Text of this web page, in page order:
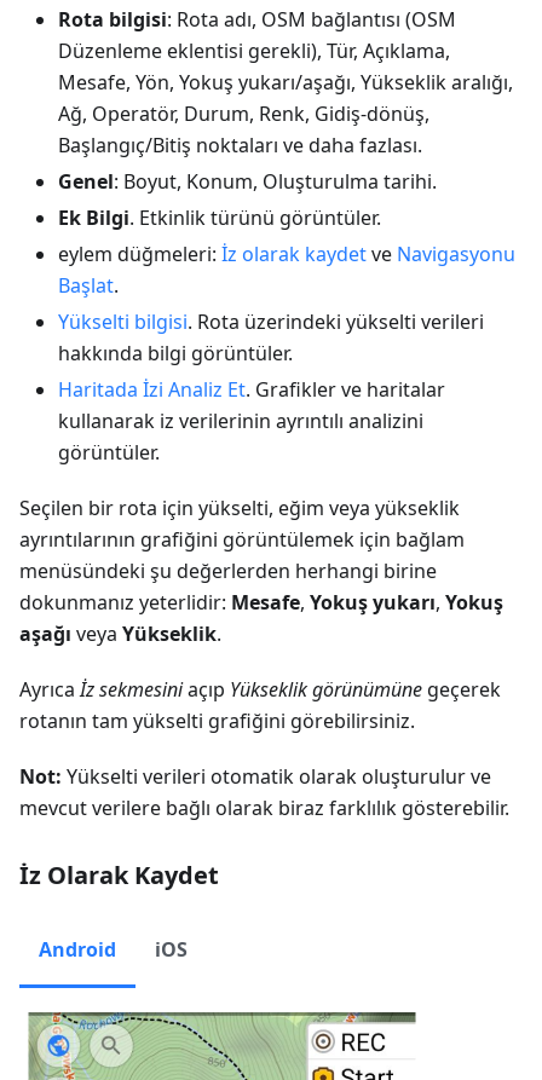
Rota bilgisi: Rota adı, OSM bağlantısı (OSM
Düzenleme eklentisi gerekli), Tür, Açıklama,
Mesafe, Yön, Yokuş yukarı/aşağı, Yükseklik aralığı,
Ağ, Operatör, Durum, Renk, Gidiş-dönüş,
Başlangıç/Bitiş noktaları ve daha fazlası.
Genel: Boyut, Konum, Oluşturulma tarihi.
Ek Bilgi. Etkinlik türünü görüntüler.
eylem düğmeleri: İz olarak kaydetve Navigasyonu
Başlat.
Yükselti bilgisi. Rota üzerindeki yükselti verileri
hakkında bilgi görüntüler.
Haritada İzi Analiz Et. Grafikler ve haritalar
kullanarak iz verilerinin ayrıntılı analizini
görüntüler.
Seçilen bir rota için yükselti, eğim veya yükseklik
ayrıntılarının grafiğini görüntülemek için bağlam
menüsündeki şu değerlerden herhangi birine
dokunmanız yeterlidir: Mesafe, Yokuş yukarı, Yokuş
aşağı veya Yükseklik.
Ayrıcaİz sekmesiniaçıp Yükseklik görünümüne geçerek
rotanın tam yükselti grafiğini görebilirsiniz.
Not: Yükselti verileri otomatik olarak oluşturulur ve
mevcut verilere bağlı olarak biraz farklılık gösterebilir.
İz Olarak Kaydet
Android iOS